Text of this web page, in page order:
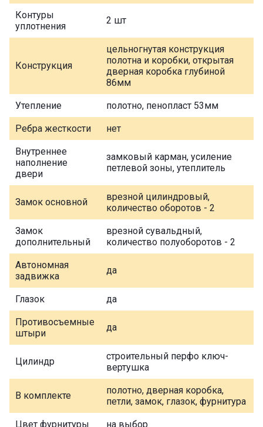
Контуры
уплотнения
2 шт
Конструкция
цельногнутая конструкция
полотна и коробки, открытая
дверная коробка глубиной
86мм
Утепление полотно, пенопласт 53мм
Ребра жесткости нет
Внутреннее
наполнение
двери
замковый карман, усиление
петлевой зоны, утеплитель
Замок основной
врезной цилиндровый,
количество оборотов - 2
Замок
дополнительный
врезной сувальдный,
количество полуоборотов - 2
Автономная
задвижка
да
Глазок да
Противосъемные
штыри
да
Цилиндр
строительный перфо ключ-
вертушка
В комплекте
полотно, дверная коробка,
петли, замок, глазок, фурнитура
Цвет фурнитуры на выбор